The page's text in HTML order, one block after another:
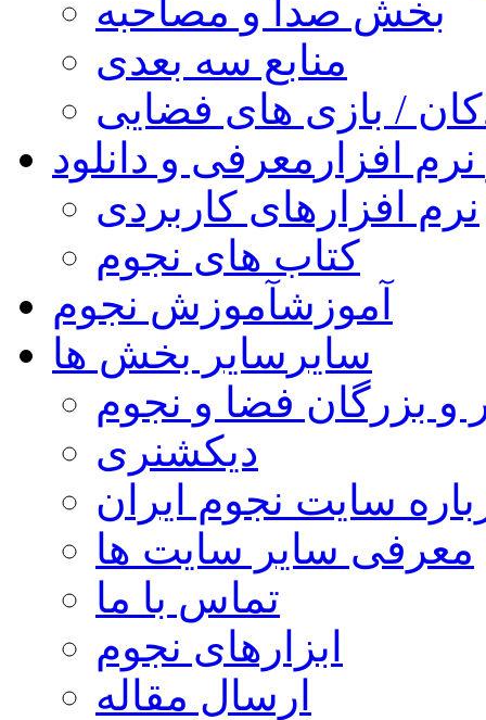
بخش صدا و مصاحبه
منابع سه بعدی
/ بازی های فضایی
افزار معرفی و دانلود
نرم افزارهای کاربردی
کتاب های نجوم
آموزشآموزش نجوم
سایر سایر بخش ها
و بزرگان فضا و نجوم
دیکشنری
سایت نجوم ایران
معرفی سایر سایت ها
تماس با ما
ابزارهای نجوم
ارسال مقاله